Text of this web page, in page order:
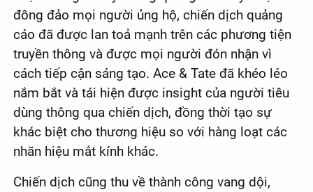
đông đảo mọi người ủng hộ, chiến dịch quảng
cáo đã được lan toả mạnh trên các phương tiện
truyền thông và được mọi người đón nhận vì
cách tiếp cận sáng tạo. Ace & Tate đã khéo léo
nắm bắt và tái hiện được insight của người tiêu
dùng thông qua chiến dịch, đồng thời tạo sự
khác biệt cho thương hiệu so với hàng loạt các
nhãn hiệu mắt kính khác.
Chiến dịch cũng thu về thành công vang dội,